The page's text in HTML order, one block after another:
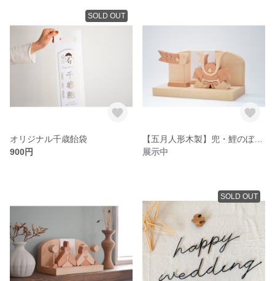
SOLD OUT
オリジナル千歳飴袋
900円
【五月人形木製】兜・鯉のぼり＿こどもの日飾り
展示中
SOLD OUT